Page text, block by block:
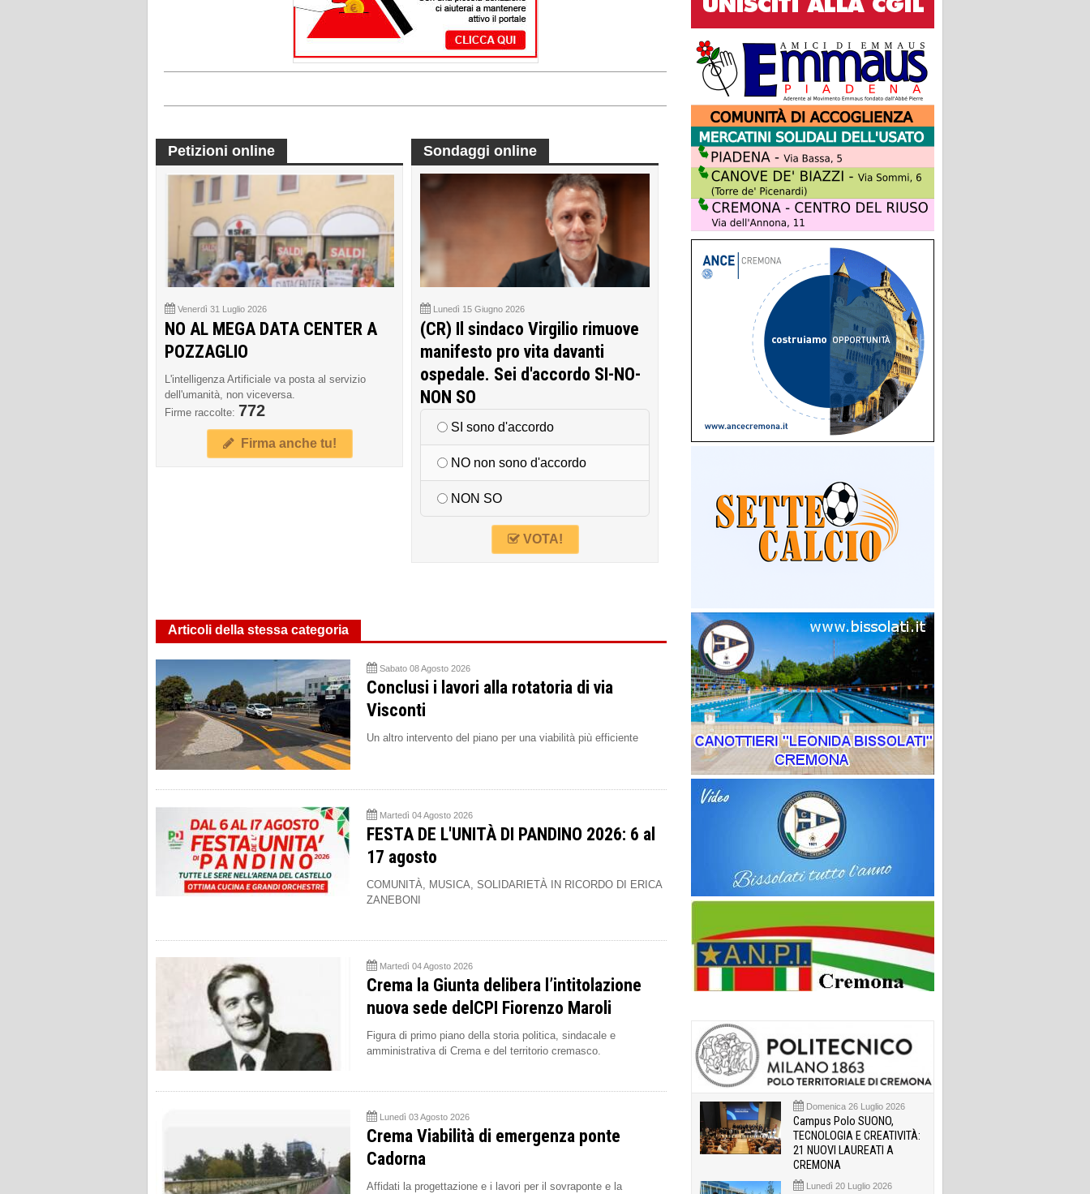
Petizioni online
Venerdì 31 Luglio 2026
NO AL MEGA DATA CENTER A
POZZAGLIO
L'intelligenza Artificiale va posta al servizio
dell'umanità, non viceversa.
Firme raccolte: 772
Firma anche tu!
Sondaggi online
Lunedì 15 Giugno 2026
(CR) Il sindaco Virgilio rimuove
manifesto pro vita davanti
ospedale. Sei d'accordo SI-NO-
NON SO
SI sono d'accordo
NO non sono d'accordo
NON SO
VOTA!
Articoli della stessa categoria
Sabato 08 Agosto 2026
Conclusi i lavori alla rotatoria di via
Visconti
Un altro intervento del piano per una viabilità più efficiente
Martedì 04 Agosto 2026
FESTA DE L'UNITÀ DI PANDINO 2026: 6 al
17 agosto
COMUNITÀ, MUSICA, SOLIDARIETÀ IN RICORDO DI ERICA
ZANEBONI
Martedì 04 Agosto 2026
Crema la Giunta delibera l’intitolazione
nuova sede delCPI Fiorenzo Maroli
Figura di primo piano della storia politica, sindacale e
amministrativa di Crema e del territorio cremasco.
Lunedì 03 Agosto 2026
Crema Viabilità di emergenza ponte
Cadorna
Affidati la progettazione e i lavori per il sovraponte e la
Domenica 26 Luglio 2026
Campus Polo SUONO,
TECNOLOGIA E CREATIVITÀ:
21 NUOVI LAUREATI A
CREMONA
Lunedì 20 Luglio 2026